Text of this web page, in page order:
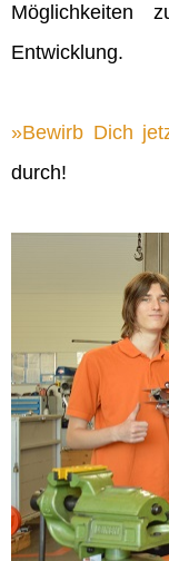
Möglichkeiten
Entwicklung.
Bewirb Dich
durch!